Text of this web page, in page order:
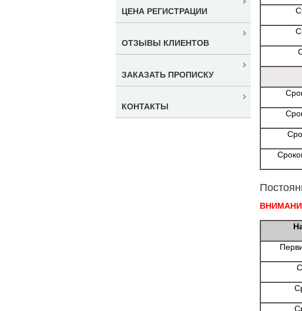
ЦЕНА РЕГИСТРАЦИИ
ОТЗЫВЫ КЛИЕНТОВ
ЗАКАЗАТЬ ПРОПИСКУ
КОНТАКТЫ